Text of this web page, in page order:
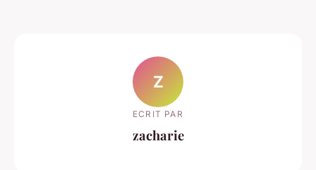
Z
ECRIT PAR
zacharie